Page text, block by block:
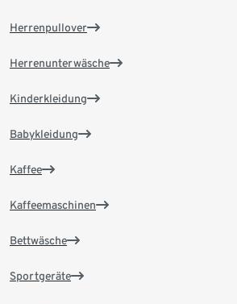
Herrenpullover
Herrenunterwäsche
Kinderkleidung
Babykleidung
Kaffee
Kaffeemaschinen
Bettwäsche
Sportgeräte